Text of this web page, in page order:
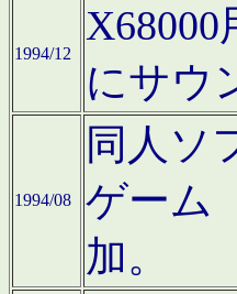
1994/12
にサウ
1994/08
同人ソ
ゲーム
加。